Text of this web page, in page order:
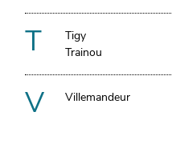
T
Tigy
Trainou
V Villemandeur